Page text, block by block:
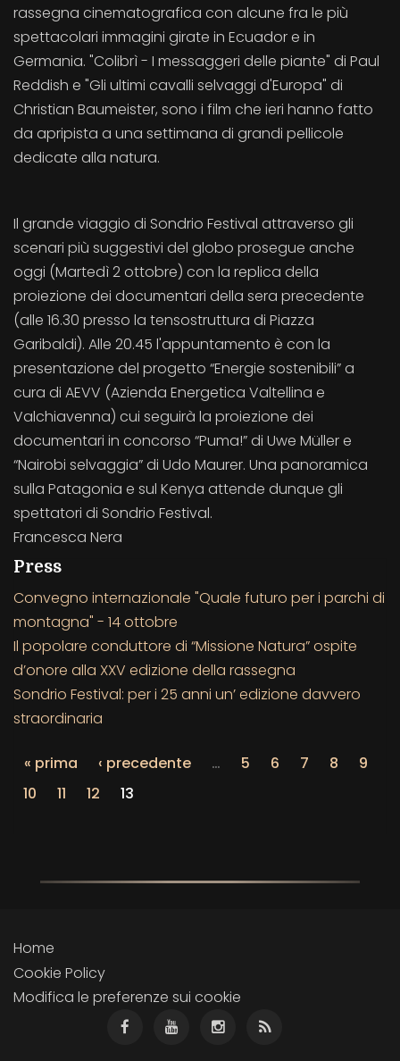
rassegna cinematografica con alcune fra le più
spettacolari immagini girate in Ecuador e in
Germania. "Colibrì - I messaggeri delle piante" di Paul
Reddish e "Gli ultimi cavalli selvaggi d'Europa" di
Christian Baumeister, sono i film che ieri hanno fatto
da apripista a una settimana di grandi pellicole
dedicate alla natura.
Il grande viaggio di Sondrio Festival attraverso gli
scenari più suggestivi del globo prosegue anche
oggi (Martedì 2 ottobre) con la replica della
proiezione dei documentari della sera precedente
(alle 16.30 presso la tensostruttura di Piazza
Garibaldi). Alle 20.45 l'appuntamento è con la
presentazione del progetto “Energie sostenibili” a
cura di AEVV (Azienda Energetica Valtellina e
Valchiavenna) cui seguirà la proiezione dei
documentari in concorso “Puma!” di Uwe Müller e
“Nairobi selvaggia” di Udo Maurer. Una panoramica
sulla Patagonia e sul Kenya attende dunque gli
spettatori di Sondrio Festival.
Francesca Nera
Press
Convegno internazionale "Quale futuro per i parchi di
montagna" - 14 ottobre
Il popolare conduttore di “Missione Natura” ospite
d’onore alla XXV edizione della rassegna
Sondrio Festival: per i 25 anni un’ edizione davvero
straordinaria
« prima ‹ precedente … 5 6 7 8
9
10
11 12 13
Home
Cookie Policy
Modifica le preferenze sui cookie